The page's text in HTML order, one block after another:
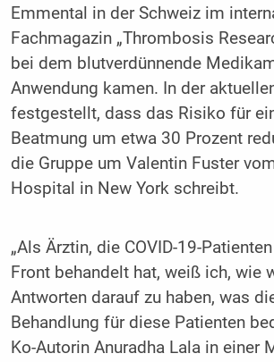
Emmental in der Schweiz im
Fachmagazin „Thrombosis
bei dem blutverdünnende
Anwendung kamen. In der
festgestellt, dass das Risiko für
Beatmung um etwa 30 Prozent
die Gruppe um Valentin Fuster
Hospital in New York schreibt.
„Als Ärztin, die COVID-19-
Front behandelt hat, weiß ich, wie
Antworten darauf zu haben, was
Behandlung für diese Patienten
Ko-Autorin Anuradha Lala in einer